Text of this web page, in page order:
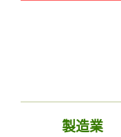
製造業